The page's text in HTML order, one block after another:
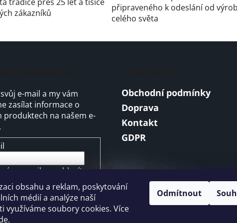
obsahu a reklam, poskytování
médií a analýze naší
využíváme soubory cookies. Více
.
Odmítnout
zákazníků
připraveného k odeslání od
celého světa
e-mail a my vám
zasílat informace o
produktech na našem e-
e-mailu souhlasíte s
ochrany
údajů
SE
Obchodní podmínky
Doprava
Kontakt
GDPR